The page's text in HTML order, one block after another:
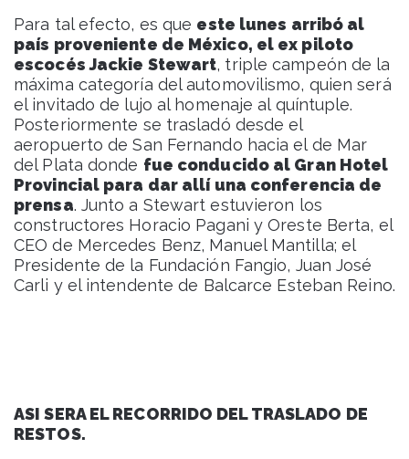
Para tal efecto, es que este lunes arribó al
país proveniente de México, el ex piloto
escocés Jackie Stewart, triple campeón de la
máxima categoría del automovilismo, quien será
el invitado de lujo al homenaje al quíntuple.
Posteriormente se trasladó desde el
aeropuerto de San Fernando hacia el de Mar
del Plata donde fue conducido al Gran Hotel
Provincial para dar allí una conferencia de
prensa. Junto a Stewart estuvieron los
constructores Horacio Pagani y Oreste Berta, el
CEO de Mercedes Benz, Manuel Mantilla; el
Presidente de la Fundación Fangio, Juan José
Carli y el intendente de Balcarce Esteban Reino.
ASI SERA EL RECORRIDO DEL TRASLADO DE
RESTOS.